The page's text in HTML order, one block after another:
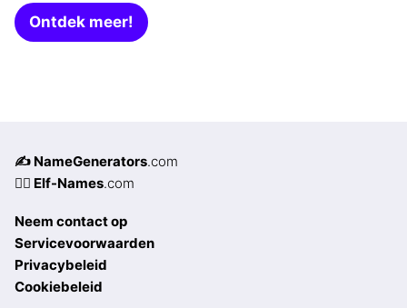
Ontdek meer!
✍️ NameGenerators.com
🧝‍♀️ Elf-Names.com
Neem contact op
Servicevoorwaarden
Privacybeleid
Cookiebeleid